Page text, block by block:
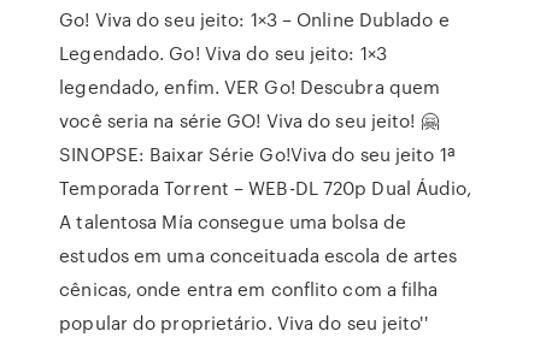
Go! Viva do seu jeito: 1×3 – Online Dublado e
Legendado. Go! Viva do seu jeito: 1×3
legendado, enfim. VER Go! Descubra quem
você seria na série GO! Viva do seu jeito! 🤗
SINOPSE: Baixar Série Go!Viva do seu jeito 1ª
Temporada Torrent – WEB-DL 720p Dual Áudio,
A talentosa Mía consegue uma bolsa de
estudos em uma conceituada escola de artes
cênicas, onde entra em conflito com a filha
popular do proprietário. Viva do seu jeito''